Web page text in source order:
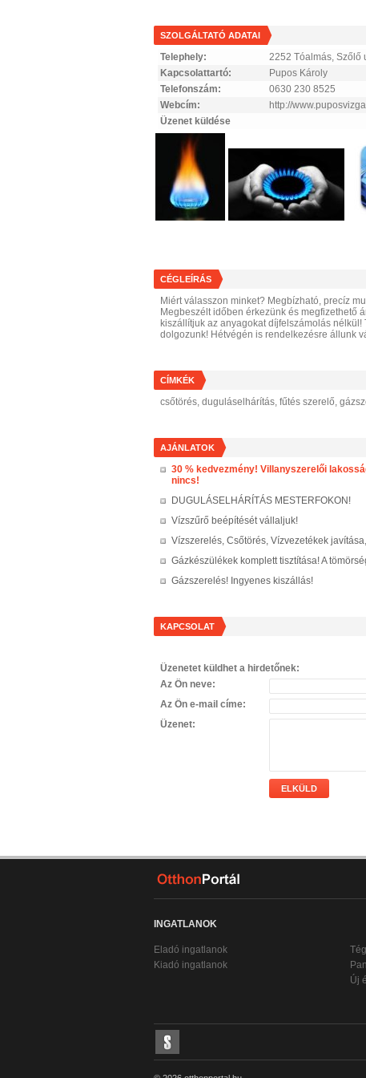
SZOLGÁLTATÓ ADATAI
Telephely:
2252 Tóalmás, Szőlő
Kapcsolattartó:
Pupos Károly
Telefonszám:
0630 230 8525
Webcím:
http://
Üzenet küldése
CÉGLEÍRÁS
Miért válasszon minket? Megbízható, precíz
Megbeszélt időben érkezünk és megfizethető
kiszállítjuk az anyagokat díjfelszámolás
dolgozunk! Hétvégén is rendelkezésre állunk
CÍMKÉK
csőtörés, duguláselhárítás, fűtés szerelő,
AJÁNLATOK
30 % kedvezmény! Villanyszerelői
nincs!
DUGULÁSELHÁRÍTÁS MESTERFOKON!
Vízszűrő beépítését vállaljuk!
Vízszerelés, Csőtörés, Vízvezetékek
Gázkészülékek komplett tisztítása! A
Gázszerelés! Ingyenes kiszállás!
KAPCSOLAT
Üzenetet küldhet a hirdetőnek:
Az Ön neve:
Az Ön e-mail címe:
Üzenet:
ELKÜLD
INGATLANOK
Eladó ingatlanok
Kiadó ingatlanok
Új